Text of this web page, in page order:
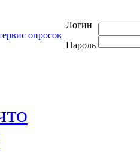
Логин
Пароль